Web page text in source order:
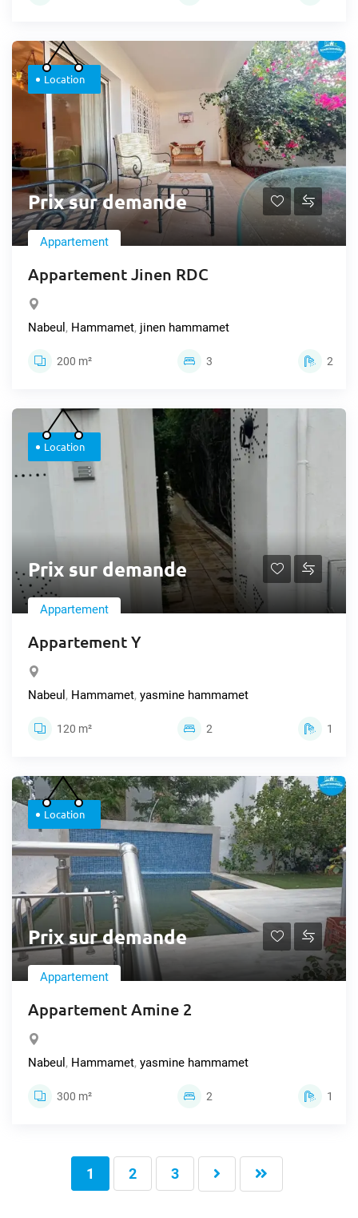
Location
Prix sur demande
Appartement
Appartement Jinen RDC
Nabeul , Hammamet, jinen hammamet
200 m² 3 2
Location
Prix sur demande
Appartement
Appartement Y
Nabeul , Hammamet, yasmine hammamet
120 m² 2 1
Location
Prix sur demande
Appartement
Appartement Amine 2
Nabeul , Hammamet, yasmine hammamet
300 m² 2 1
1 2 3